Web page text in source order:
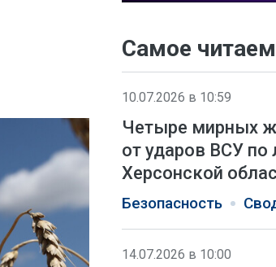
Самое
10.07.2026 в 10:59
Четыре мирных
от ударов ВСУ
Херсонской
Безопасность
14.07.2026 в 10:00